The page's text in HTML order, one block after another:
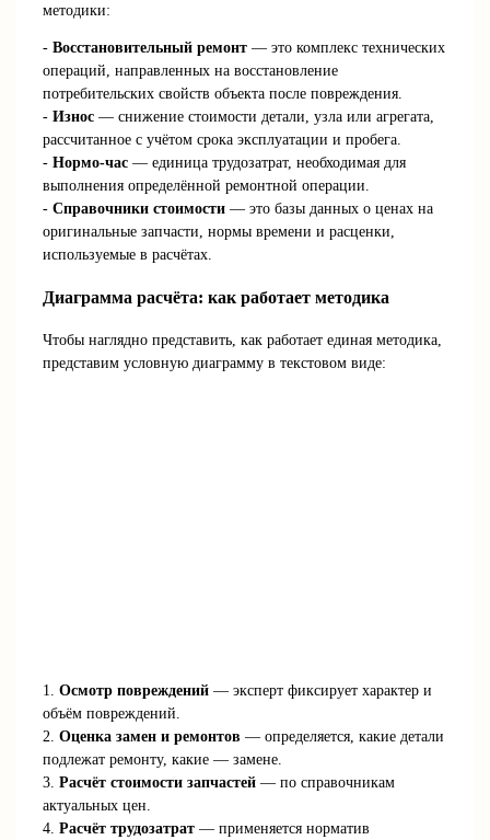
методики:
-Восстановительный ремонт — это комплекс технических
операций, направленных на восстановление
потребительских свойств объекта после повреждения.
-Износ — снижение стоимости детали, узла или агрегата,
рассчитанное с учётом срока эксплуатации и пробега.
-Нормо-час — единица трудозатрат, необходимая для
выполнения определённой ремонтной операции.
-Справочники стоимости — это базы данных о ценах на
оригинальные запчасти, нормы времени и расценки,
используемые в расчётах.
Диаграмма расчёта: как работает методика
Чтобы наглядно представить, как работает единая методика,
представим условную диаграмму в текстовом виде:
1.Осмотр повреждений — эксперт фиксирует характер и
объём повреждений.
2.Оценка замен и ремонтов — определяется, какие детали
подлежат ремонту, какие — замене.
3.Расчёт стоимости запчастей — по справочникам
актуальных цен.
4.Расчёт трудозатрат — применяется норматив